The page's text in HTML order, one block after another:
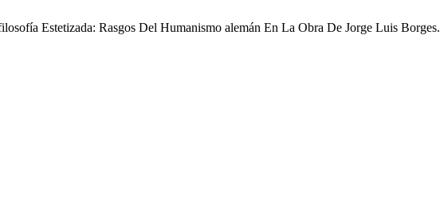
Estetizada: Rasgos Del Humanismo alemán En La Obra De Jorge Luis Borges.